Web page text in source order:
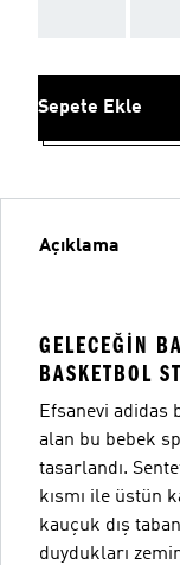
Sepete Ekle
Açıklama
GELECEĞIN
BASKETBOL
Efsanevi adidas
alan bu bebek
tasarlandı.
kısmı ile üstün
kauçuk dış
duydukları